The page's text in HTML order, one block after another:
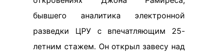
бывшего аналитика электронной
разведки ЦРУ с впечатляющим 25-
летним стажем. Он открыл завесу над